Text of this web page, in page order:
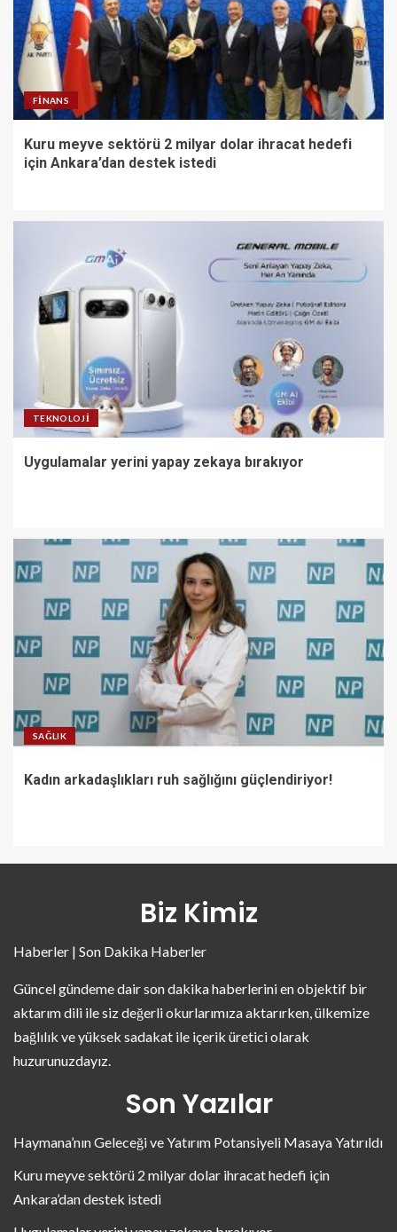
FINANS
Kuru meyve sektörü 2 milyar dolar ihracat hedefi
için Ankara’dan destek istedi
TEKNOLOJI
Uygulamalar yerini yapay zekaya bırakıyor
SAĞLIK
Kadın arkadaşlıkları ruh sağlığını güçlendiriyor!
Biz Kimiz
Haberler | Son Dakika Haberler
Güncel gündeme dair son dakika haberlerini en objektif bir
aktarım dili ile siz değerli okurlarımıza aktarırken, ülkemize
bağlılık ve yüksek sadakat ile içerik üretici olarak
huzurunuzdayız.
Son Yazılar
Haymana’nın Geleceği ve Yatırım Potansiyeli Masaya Yatırıldı
Kuru meyve sektörü 2 milyar dolar ihracat hedefi için
Ankara’dan destek istedi